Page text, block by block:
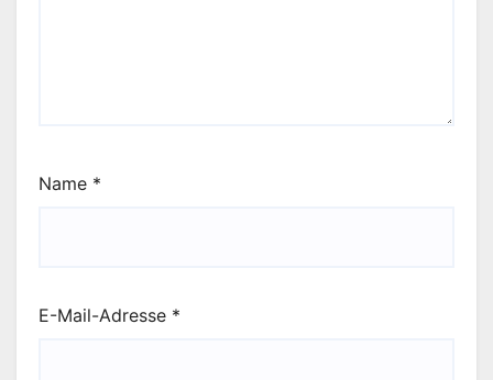
Name *
E-Mail-Adresse *